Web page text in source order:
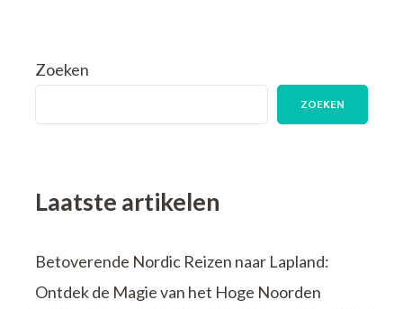
Zoeken
ZOEKEN
Laatste artikelen
Betoverende Nordic Reizen naar Lapland:
Ontdek de Magie van het Hoge Noorden